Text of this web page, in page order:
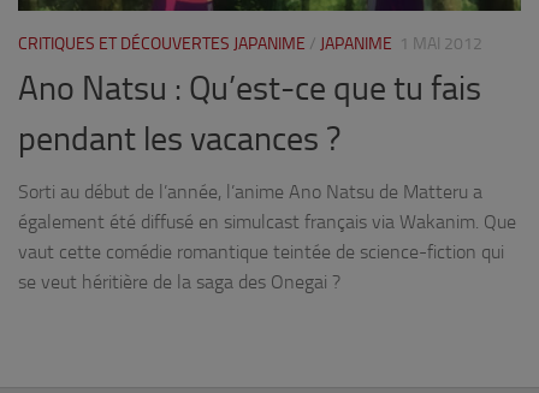
CRITIQUES ET DÉCOUVERTES JAPANIME / JAPANIME 1 MAI 2012
Ano Natsu : Qu’est-ce que tu fais
pendant les vacances ?
Sorti au début de l’année, l’anime Ano Natsu de Matteru a
également été diffusé en simulcast français via Wakanim. Que
vaut cette comédie romantique teintée de science-fiction qui
se veut héritière de la saga des Onegai ?